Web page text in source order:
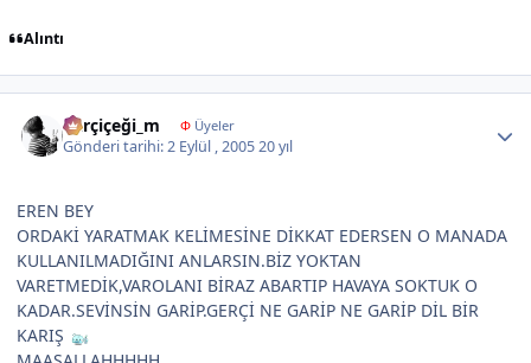
Alıntı
karçiçeği_m ΦÜyeler
Gönderi tarihi:2 Eylül , 200520 yıl
EREN BEY
ORDAKİ YARATMAK KELİMESİNE DİKKAT EDERSEN O MANADA
KULLANILMADIĞINI ANLARSIN.BİZ YOKTAN
VARETMEDİK,VAROLANI BİRAZ ABARTIP HAVAYA SOKTUK O
KADAR.SEVİNSİN GARİP.GERÇİ NE GARİP NE GARİP DİL BİR
KARIŞ